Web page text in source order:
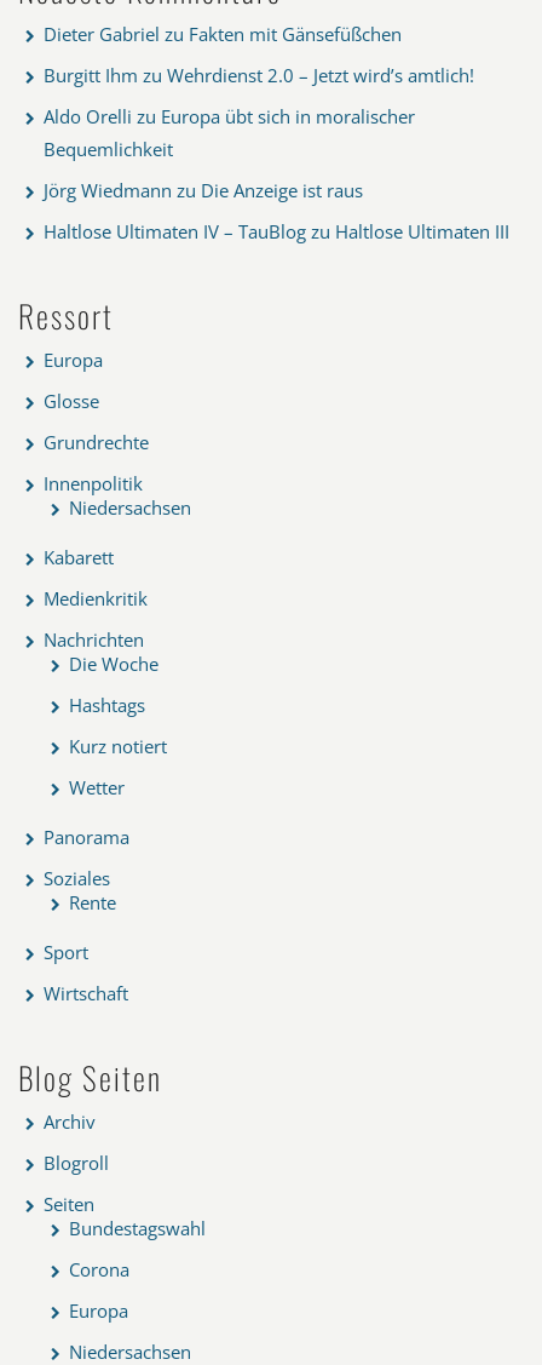
Dieter Gabriel zu Fakten mit Gänsefüßchen
Burgitt Ihm zu Wehrdienst 2.0 – Jetzt wird’s amtlich!
Aldo Orelli zu Europa übt sich in moralischer
Bequemlichkeit
Jörg Wiedmann zu Die Anzeige ist raus
Haltlose Ultimaten IV – TauBlog zu Haltlose Ultimaten III
Ressort
Europa
Glosse
Grundrechte
Innenpolitik
Niedersachsen
Kabarett
Medienkritik
Nachrichten
Die Woche
Hashtags
Kurz notiert
Wetter
Panorama
Soziales
Rente
Sport
Wirtschaft
Blog Seiten
Archiv
Blogroll
Seiten
Bundestagswahl
Corona
Europa
Niedersachsen